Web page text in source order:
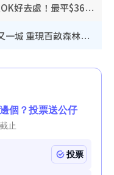
唱K推介2026︱全港13大卡啦OK好去處！最平$36起 日文K都有！(附地址+收費詳情)
小熊維尼100週年快閃店登陸又一城 重現百畝森林經典場景／獨家限定盲盒登場／專屬DIY香水